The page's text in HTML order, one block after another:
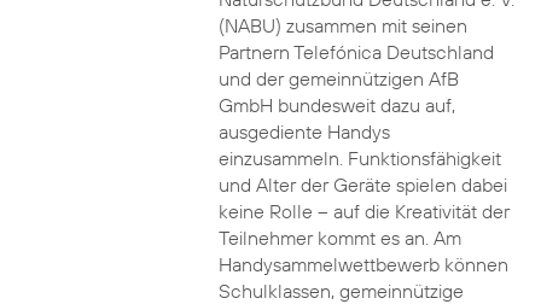
(NABU) zusammen mit seinen
Partnern Telefónica Deutschland
und der gemeinnützigen AfB
GmbH bundesweit dazu auf,
ausgediente Handys
einzusammeln. Funktionsfähigkeit
und Alter der Geräte spielen dabei
keine Rolle – auf die Kreativität der
Teilnehmer kommt es an. Am
Handysammelwettbewerb können
Schulklassen, gemeinnützige